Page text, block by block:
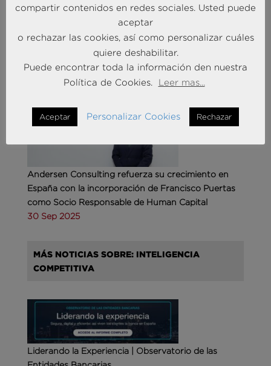
MÁS NOTICIAS SOBRE: ACTUALIDAD
Andersen Consulting refuerza su crecimiento en
España con la incorporación de Francisco Puertas
como Socio Responsable de Human Capital
30 Sep 2025
MÁS NOTICIAS SOBRE: INTELIGENCIA
COMPETITIVA
Liderando la Experiencia | Observatorio de las
compartir contenidos en redes sociales. Usted puede
aceptar
o rechazar las cookies, así como personalizar cuáles
quiere deshabilitar.
Puede encontrar toda la información den nuestra
Política de Cookies.
Leer mas...
Aceptar Personalizar Cookies Rechazar